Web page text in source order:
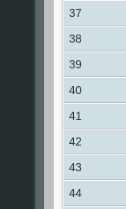
37
38
39
40
41
42
43
44